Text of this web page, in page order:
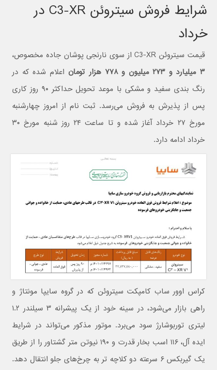
شرایط فروش سیتروئن C3-XR در
خرداد
قیمت سیتروئن C3-XR از سوی نارنجی پوشان جاده مخصوص،
۳ میلیارد و ۲۷۳ میلیون و ۷۷۸ هزار تومان
اعلام شده که در
رنگ بندی سفید و مشکی با موعد تحویل حداکثر ۹۰ روز کاری
پس از پذیرش به فروش می‌رسد. ثبت نام از امروز چهارشنبه
مورخ ۲۷ خرداد آغاز شده و تا ساعت ۲۴ روز شنبه مورخ ۳۰
خرداد ادامه دارد.
کراس اوور ساب کامپکت سیتروئن که در گروه سایپا مونتاژ و
راهی بازار می‌شود، در سینه خود از یک پیشرانه ۳ سیلندر ۱.۲
لیتری توربوشارژ سود می‌برد. موتور مذکور می‌تواند در شرایط
ایده آل، ۱۱۶ اسب بخار قدرت و ۱۹۰ نیوتن متر گشتاور را از طریق
یک گیربکس ۶ سرعته دو کلاچه تر به چرخ‌های جلو انتقال دهد.